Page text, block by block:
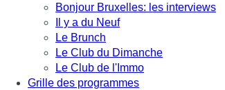
Bonjour Bruxelles: les interviews
Il y a du Neuf
Le Brunch
Le Club du Dimanche
Le Club de l'Immo
Grille des programmes